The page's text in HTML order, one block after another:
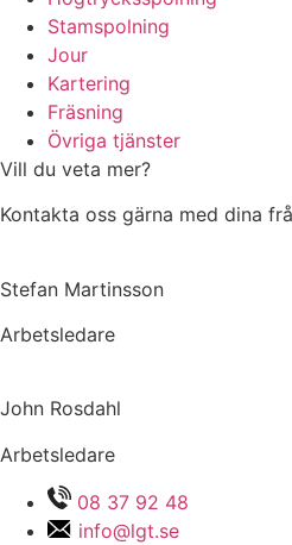
Stamspolning
Jour
Kartering
Fräsning
Övriga tjänster
Vill du veta mer?
Kontakta oss gärna med dina
Stefan Martinsson
Arbetsledare
John Rosdahl
Arbetsledare
08 37 92 48
info@lgt.se